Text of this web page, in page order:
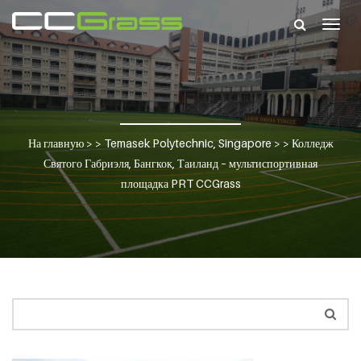
На главную> > Temasek Polytechnic, Singapore> >Колледж
Святого Габриэля, Бангкок, Таиланд – мультиспортивная
площадка PRT CCGrass